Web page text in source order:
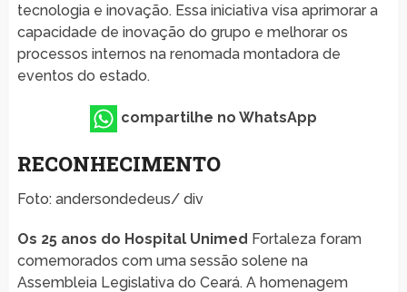
tecnologia e inovação. Essa iniciativa visa aprimorar a
capacidade de inovação do grupo e melhorar os
processos internos na renomada montadora de
eventos do estado.
compartilhe no WhatsApp
RECONHECIMENTO
Foto: andersondedeus/ div
Os 25 anos do Hospital Unimed Fortaleza foram
comemorados com uma sessão solene na
Assembleia Legislativa do Ceará. A homenagem